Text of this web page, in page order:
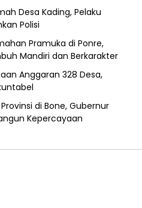
Desa Kading, Pelaku
Polisi
Pramuka di Ponre,
Mandiri dan Berkarakter
Anggaran 328 Desa,
di Bone, Gubernur
Kepercayaan